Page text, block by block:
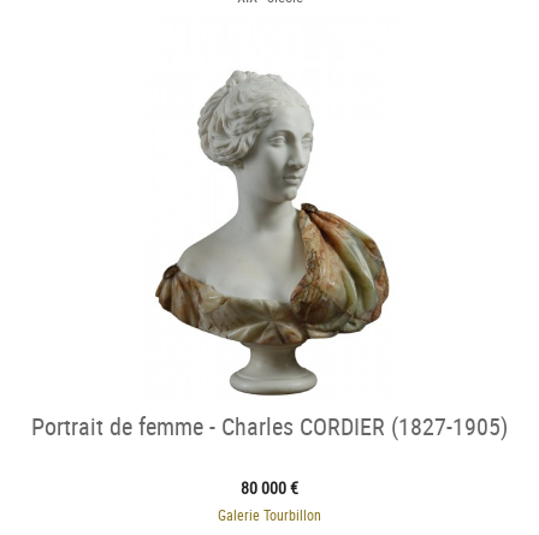
Portrait de femme - Charles CORDIER (1827-1905)
80 000 €
Galerie Tourbillon